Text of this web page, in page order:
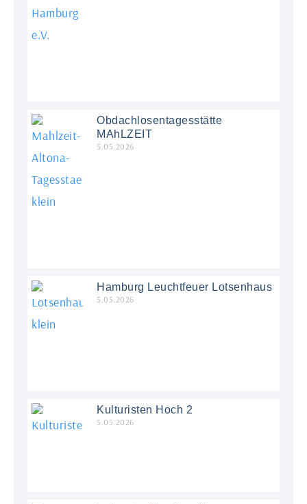
Obdachlosentagesstätte
MAhLZEIT
5.05.2026
Hamburg Leuchtfeuer Lotsenhaus
5.05.2026
Kulturisten Hoch 2
5.05.2026